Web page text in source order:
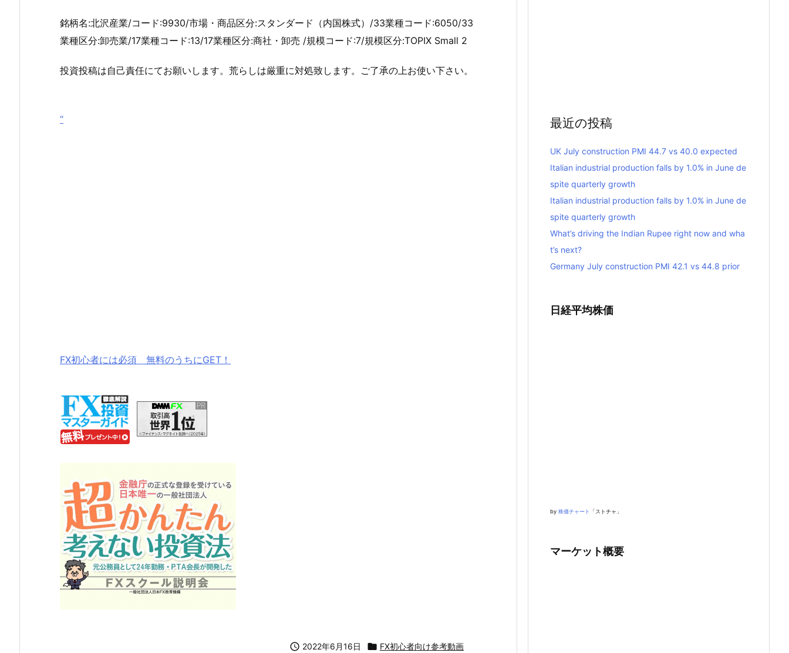
銘柄名:北沢産業/コード:9930/市場・商品区分:スタンダード（内国株式）/33業種コード:6050/33
業種区分:卸売業/17業種コード:13/17業種区分:商社・卸売 /規模コード:7/規模区分:TOPIX Small 2
投資投稿は自己責任にてお願いします。荒らしは厳重に対処致します。ご了承の上お使い下さい。
“
FX初心者には必須 無料のうちにGET！
 2022年6月16日  FX初心者向け参考動画
最近の投稿
UK July construction PMI 44.7 vs 40.0 expected
Italian industrial production falls by 1.0% in June de
spite quarterly growth
Italian industrial production falls by 1.0% in June de
spite quarterly growth
What’s driving the Indian Rupee right now and wha
t’s next?
Germany July construction PMI 42.1 vs 44.8 prior
日経平均株価
by 株価チャート 「ストチャ」
マーケット概要